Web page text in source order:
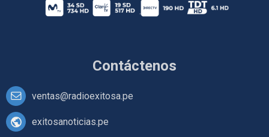
Contáctenos
ventas@radioexitosa.pe
exitosanoticias.pe